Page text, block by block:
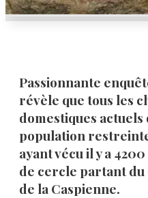
Passionnante
révèle que tous les
domestiques actuels
population
ayant vécu il y a
de cercle partant du
de la Caspienne.